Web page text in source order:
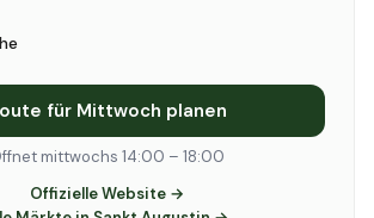
für Mittwoch planen
mittwochs 14:00 – 18:00
Offizielle Website →